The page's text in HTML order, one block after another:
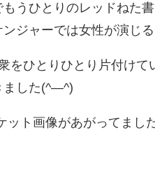
うひとりのレッドねた
ジャーでは女性が演じる
をひとりひとり片付けて
ました(^―^)
ット画像があがってました